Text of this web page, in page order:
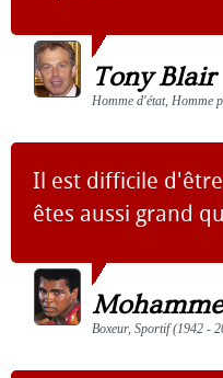
Tony Blair
Homme d'état, Homme
Il est dif­fi­cile
êtes aussi grand
Boxeur, Sportif (1942 -